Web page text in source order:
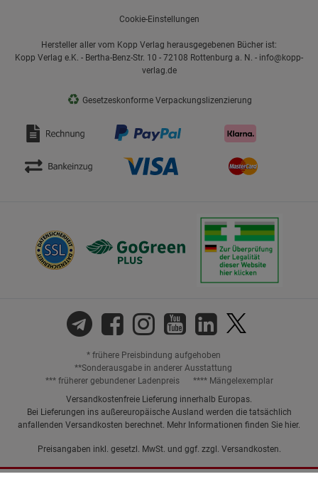
Cookie-Einstellungen
Hersteller aller vom Kopp Verlag herausgegebenen Bücher ist:
Kopp Verlag e.K. - Bertha-Benz-Str. 10 - 72108 Rottenburg a. N. - info@kopp-
verlag.de
♻ Gesetzeskonforme Verpackungslizenzierung
* frühere Preisbindung aufgehoben
**Sonderausgabe in anderer Ausstattung
*** früherer gebundener Ladenpreis
**** Mängelexemplar
Versandkostenfreie Lieferung innerhalb Europas.
Bei Lieferungen ins außereuropäische Ausland werden die tatsächlich
anfallenden Versandkosten berechnet. Mehr Informationen finden Sie hier.
Preisangaben inkl. gesetzl. MwSt. und ggf. zzgl. Versandkosten.